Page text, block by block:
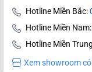
Hotline Miền Bắc:
Hotline Miền Nam:
Hotline Miền
Xem showroom